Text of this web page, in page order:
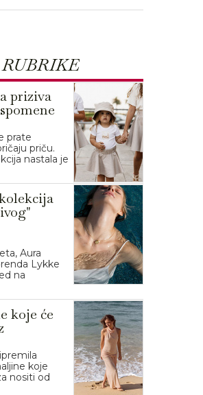
priziva
prate
priču.
nastala je
Aura
Lykke
na
koje će
koje
nositi od